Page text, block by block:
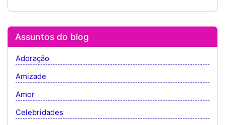
Assuntos do blog
Adoração
Amizade
Amor
Celebridades